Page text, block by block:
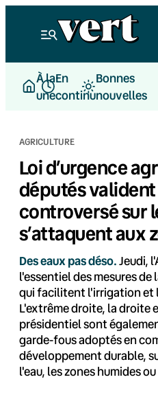
À la
une
En
continu
Bonnes
nouvelles
AGRICULTURE
Loi d’urgence
députés
controversé sur
s’attaquent aux
Des eaux pas déso.Jeudi,
l'essentiel des mesures
qui facilitent l'irrigation et
L'extrême droite, la droite
présidentiel sont
garde-fous adoptés en
développement durable,
l'eau, les zones humides